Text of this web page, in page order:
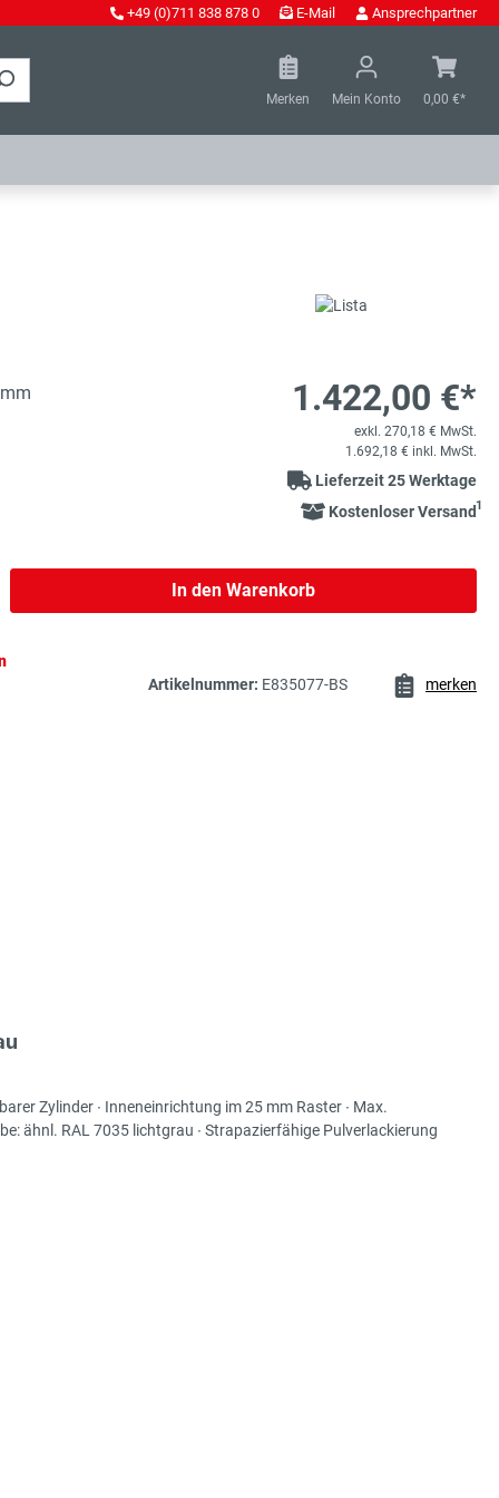
+49 (0)711 838 878 0 E-Mail Ansprechpartner
Merken Mein Konto 0,00 €*
1.422,00 €*
exkl. 270,18 € MwSt.
1.692,18 € inkl. MwSt.
Lieferzeit 25 Werktage
Kostenloser Versand1
den gewünschten Wert ein oder
In den Warenkorb
Artikelnummer: E835077-BS merken
Zylinder ∙ Inneneinrichtung im 25 mm Raster ∙ Max.
ähnl. RAL 7035 lichtgrau ∙ Strapazierfähige Pulverlackierung